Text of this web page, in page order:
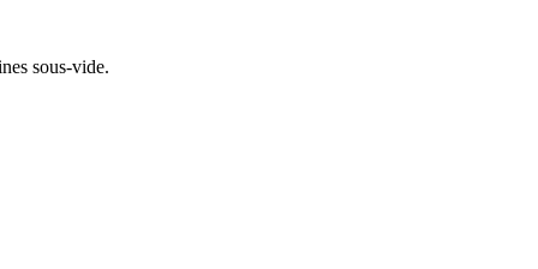
sous-vide.